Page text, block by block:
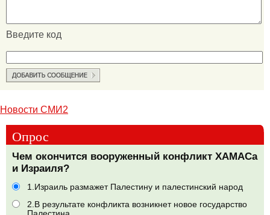
Введите код
Новости СМИ2
Опрос
Чем окончится вооруженный конфликт ХАМАСа
и Израиля?
1.Израиль размажет Палестину и палестинский народ
2.В результате конфликта возникнет новое государство